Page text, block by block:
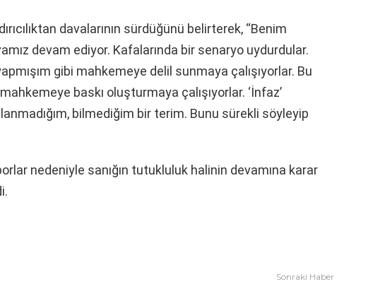
davalarının sürdüğünü belirterek, “Benim
devam ediyor. Kafalarında bir senaryo uydurdular.
gibi mahkemeye delil sunmaya çalışıyorlar. Bu
baskı oluşturmaya çalışıyorlar. ‘İnfaz’
bilmediğim bir terim. Bunu sürekli söyleyip
nedeniyle sanığın tutukluluk halinin devamına karar
Sonraki Haber